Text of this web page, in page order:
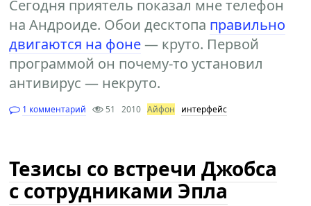
Сегодня приятель показал мне телефон
на Андроиде. Обои десктопа правильно
двигаются на фоне— круто. Первой
программой он почему-то установил
антивирус — некруто.
1 комментарий 51 2010 Айфон интерфейс
Тезисы со встречи Джобса
с сотрудниками Эпла